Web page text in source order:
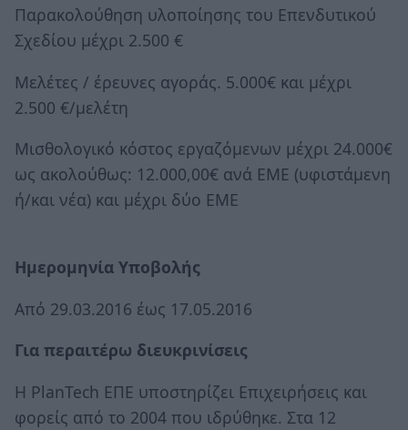
Παρακολούθηση υλοποίησης του Επενδυτικού
Σχεδίου μέχρι 2.500 €
Μελέτες / έρευνες αγοράς. 5.000€ και μέχρι
2.500 €/μελέτη
Μισθολογικό κόστος εργαζόμενων μέχρι 24.000€
ως ακολούθως: 12.000,00€ ανά ΕΜΕ (υφιστάμενη
ή/και νέα) και μέχρι δύο ΕΜΕ
Ημερομηνία Υποβολής
Από 29.03.2016 έως 17.05.2016
Για περαιτέρω διευκρινίσεις
Η PlanTech ΕΠΕ υποστηρίζει Επιχειρήσεις και
φορείς από το 2004 που ιδρύθηκε. Στα 12